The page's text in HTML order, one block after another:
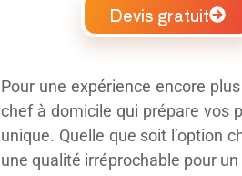
Devis gratuit
Pour une expérience encore
chef à domicile qui prépare vos
unique. Quelle que soit l’option
une qualité irréprochable pour